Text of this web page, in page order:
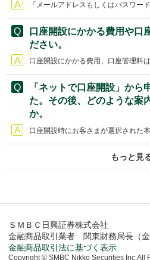
「メールアドレスもしくはパスワー
口座開設にかかる費用や口
ださい。
口座開設にかかる費用、口座管理料
「ネットで口座開設」から
た。その後、どのような案
か。
口座開設時にお客さまが選択された本
もっと見
ＳＭＢＣ日興証券株式会社
金融商品取引業者 関東財務局長（
金融商品取引法に基づく表示
Copyright © SMBC Nikko Securities Inc.All